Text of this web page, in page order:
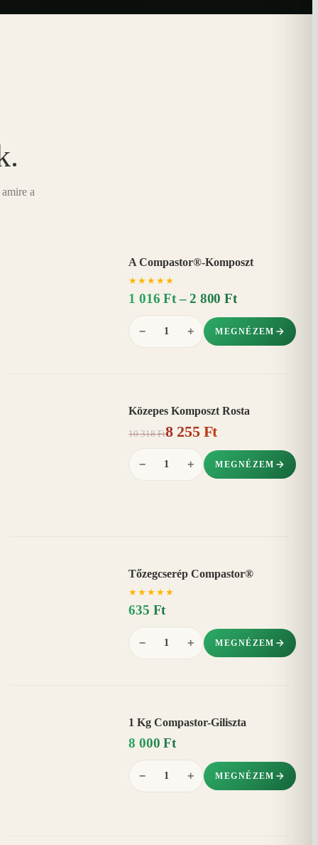
a
A Compastor®-Komposzt
★ ★ ★ ★ ★
1 016 Ft – 2 800 Ft
− + MEGNÉZEM
Közepes Komposzt Rosta
10 318 Ft8 255 Ft
− + MEGNÉZEM
Tőzegcserép Compastor®
★ ★ ★ ★ ★
635 Ft
− + MEGNÉZEM
1 Kg Compastor-Giliszta
8 000 Ft
− + MEGNÉZEM